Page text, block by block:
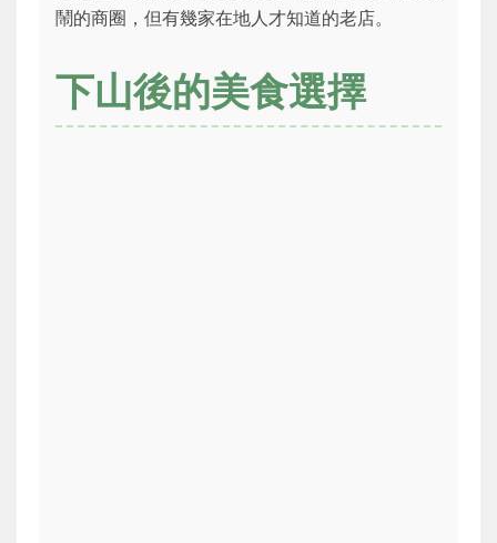
鬧的商圈，但有幾家在地人才知道的老店。
下山後的美食選擇